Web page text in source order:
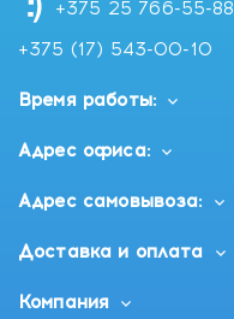
+375 25 766-55-88
+375 (17) 543-00-10
Время работы:
Адрес офиса:
Адрес самовывоза:
Доставка и оплата
Компания